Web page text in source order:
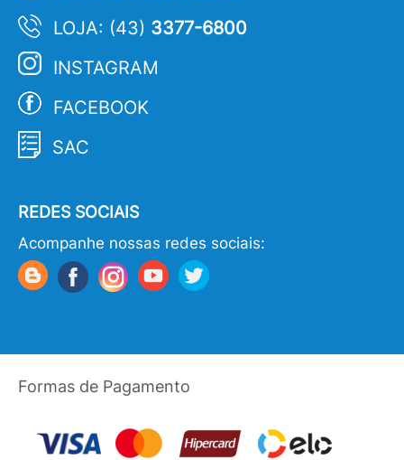
LOJA: (43) 3377-6800
INSTAGRAM
FACEBOOK
SAC
REDES SOCIAIS
Acompanhe nossas redes sociais:
Formas de Pagamento